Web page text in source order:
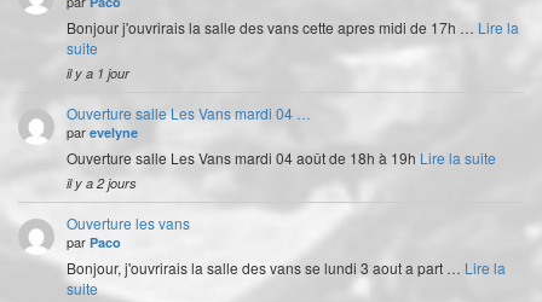
Bonjour j'ouvrirais la salle des vans cette apres midi de 17h … Lire la
suite
il y a 1 jour
Ouverture salle Les Vans mardi 04 …
par evelyne
Ouverture salle Les Vans mardi 04 août de 18h à 19h Lire la suite
il y a 2 jours
Ouverture les vans
par Paco
Bonjour, j'ouvrirais la salle des vans se lundi 3 aout a part … Lire la
suite